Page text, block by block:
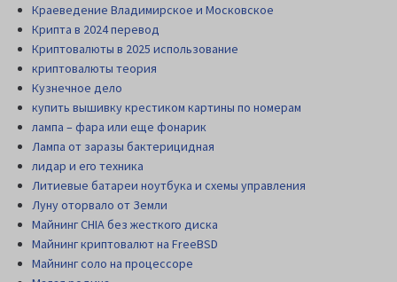
Краеведение Владимирское и Московское
Крипта в 2024 перевод
Криптовалюты в 2025 использование
криптовалюты теория
Кузнечное дело
купить вышивку крестиком картины по номерам
лампа – фара или еще фонарик
Лампа от заразы бактерицидная
лидар и его техника
Литиевые батареи ноутбука и схемы управления
Луну оторвало от Земли
Майнинг CHIA без жесткого диска
Майнинг криптовалют на FreeBSD
Майнинг соло на процессоре